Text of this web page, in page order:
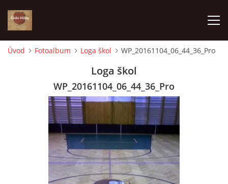
VÝBĚR PODLE VAŠICH POTŘEB
JAK VŠE PROBÍHÁ
ČESKÉ DĚJINY
Úvod Fotoalbum Loga škol WP_20161104_06_44_36_Pro
Loga škol
WP_20161104_06_44_36_Pro